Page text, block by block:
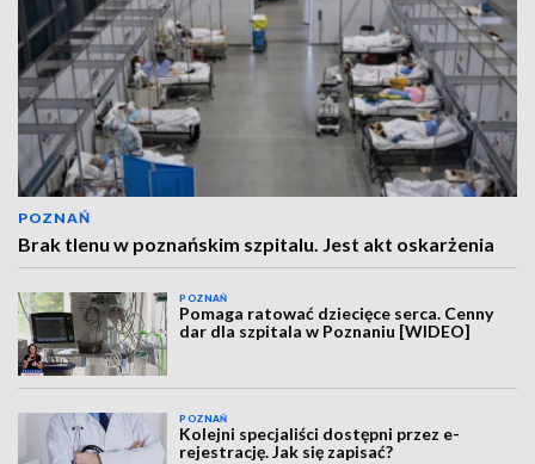
POZNAŃ
Brak tlenu w poznańskim szpitalu. Jest akt oskarżenia
POZNAŃ
Pomaga ratować dziecięce serca. Cenny
dar dla szpitala w Poznaniu [WIDEO]
POZNAŃ
Kolejni specjaliści dostępni przez e-
rejestrację. Jak się zapisać?